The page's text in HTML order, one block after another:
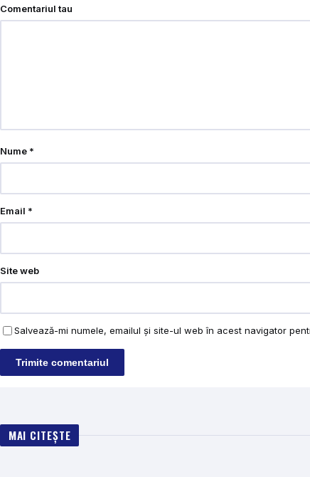
Comentariul tau
Nume *
Email *
Site web
Salvează-mi numele, emailul și site-ul web în acest navigator
MAI CITEȘTE